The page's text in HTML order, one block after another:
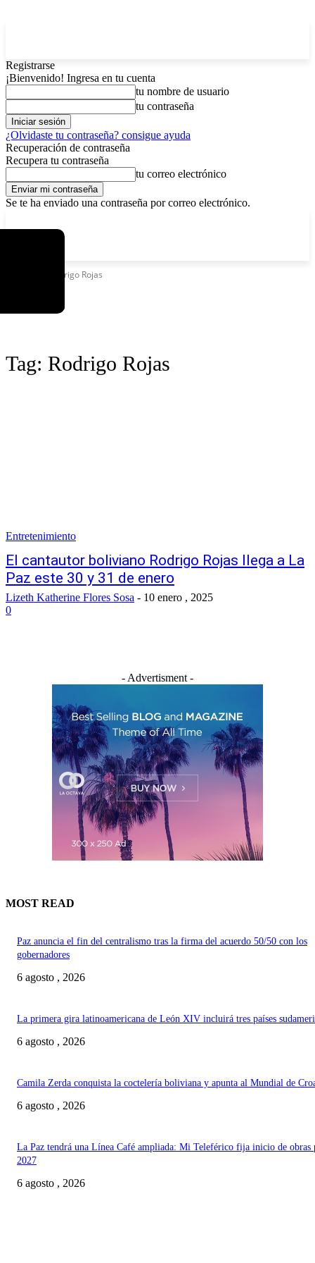
Registrarse
¡Bienvenido! Ingresa en tu cuenta
tu nombre de usuario
tu contraseña
¿Olvidaste tu contraseña? consigue ayuda
Recuperación de contraseña
Recupera tu contraseña
tu correo electrónico
Se te ha enviado una contraseña por correo electrónico.
Rodrigo Rojas
Tag: Rodrigo Rojas
Entretenimiento
El cantautor boliviano Rodrigo Rojas llega a La
Paz este 30 y 31 de enero
Lizeth Katherine Flores Sosa - 10 enero , 2025
0
- Advertisment -
MOST READ
Paz anuncia el fin del centralismo tras la firma del acuerdo 50/50 con los
gobernadores
6 agosto , 2026
La primera gira latinoamericana de León XIV incluirá tres países
6 agosto , 2026
Camila Zerda conquista la coctelería boliviana y apunta al Mundial de
6 agosto , 2026
La Paz tendrá una Línea Café ampliada: Mi Teleférico fija inicio de obras
2027
6 agosto , 2026